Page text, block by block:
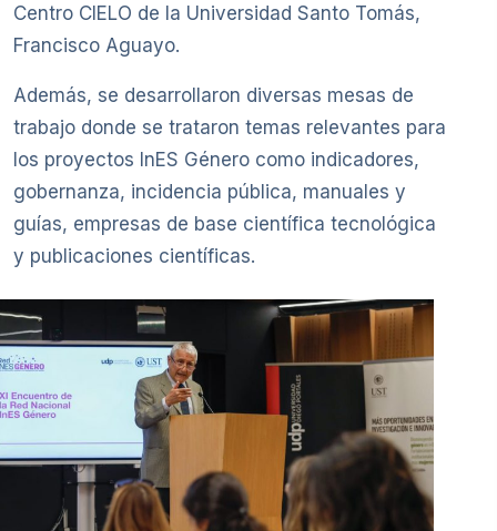
Centro CIELO de la Universidad Santo Tomás,
Francisco Aguayo.
Además, se desarrollaron diversas mesas de
trabajo donde se trataron temas relevantes para
los proyectos InES Género como indicadores,
gobernanza, incidencia pública, manuales y
guías, empresas de base científica tecnológica
y publicaciones científicas.